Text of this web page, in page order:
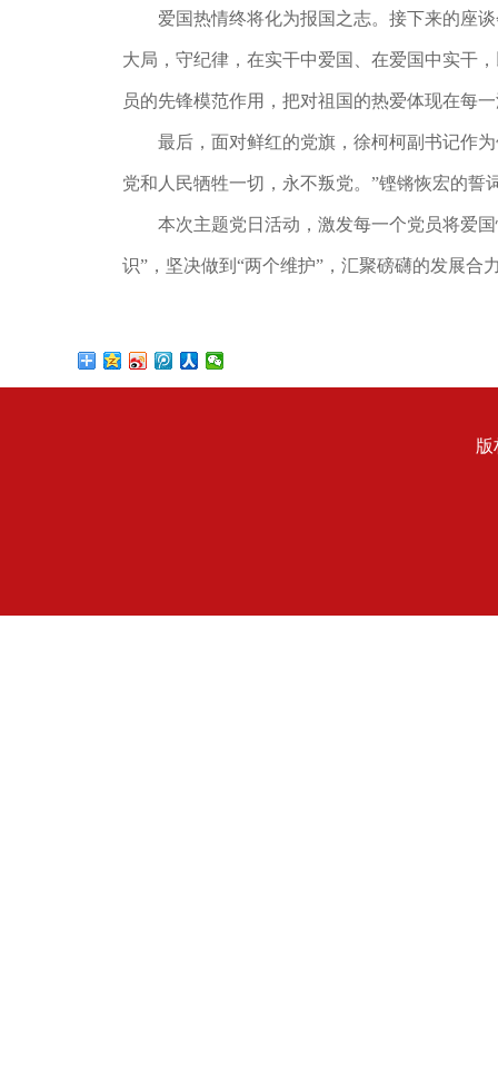
爱国热情终将化为报国之志。接下来的座谈
大局，守纪律，在实干中爱国、在爱国中实干
员的先锋模范作用，把对祖国的热爱体现在每
最后，面对鲜红的党旗，徐柯柯副书记作为
党和人民牺牲一切，永不叛党。”铿锵恢宏的
本次主题党日活动，激发每一个党员将爱国
识”，坚决做到“两个维护”，汇聚磅礴的发展合
版